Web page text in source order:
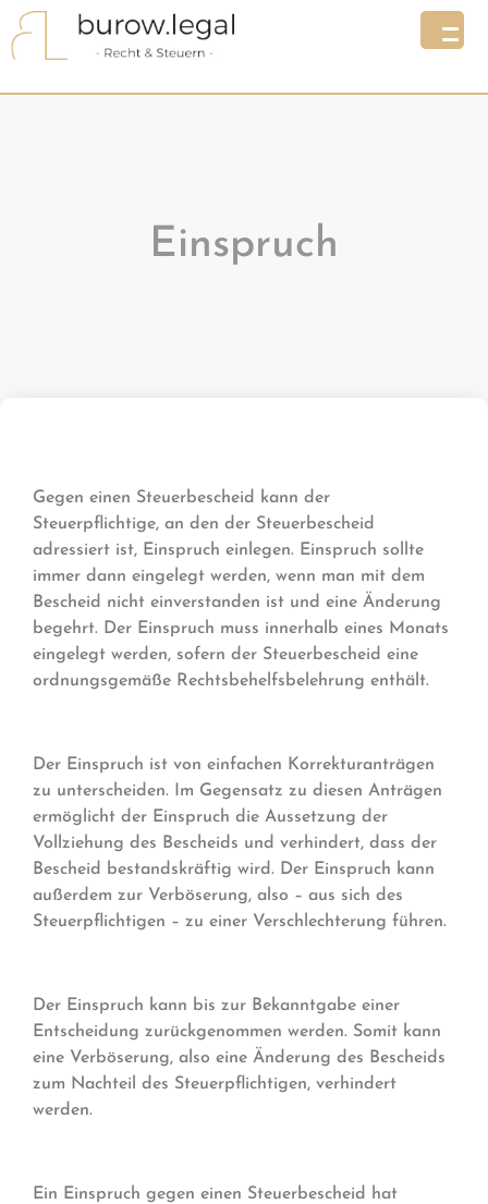
Einspruch
Gegen einen Steuerbescheid kann der
Steuerpflichtige, an den der Steuerbescheid
adressiert ist, Einspruch einlegen. Einspruch sollte
immer dann eingelegt werden, wenn man mit dem
Bescheid nicht einverstanden ist und eine Änderung
begehrt. Der Einspruch muss innerhalb eines Monats
eingelegt werden, sofern der Steuerbescheid eine
ordnungsgemäße Rechtsbehelfsbelehrung enthält.
Der Einspruch ist von einfachen Korrekturanträgen
zu unterscheiden. Im Gegensatz zu diesen Anträgen
ermöglicht der Einspruch die Aussetzung der
Vollziehung des Bescheids und verhindert, dass der
Bescheid bestandskräftig wird. Der Einspruch kann
außerdem zur Verböserung, also – aus sich des
Steuerpflichtigen – zu einer Verschlechterung führen.
Der Einspruch kann bis zur Bekanntgabe einer
Entscheidung zurückgenommen werden. Somit kann
eine Verböserung, also eine Änderung des Bescheids
zum Nachteil des Steuerpflichtigen, verhindert
werden.
Ein Einspruch gegen einen Steuerbescheid hat